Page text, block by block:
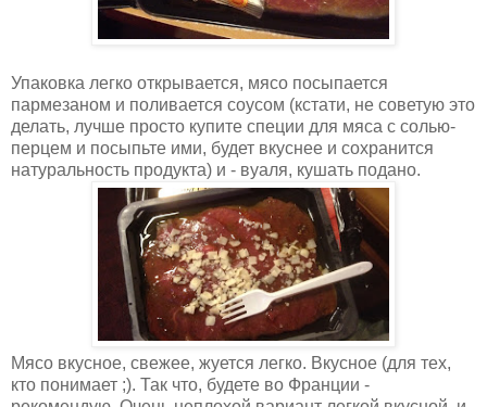
Упаковка легко открывается, мясо посыпается
пармезаном и поливается соусом (кстати, не советую это
делать, лучше просто купите специи для мяса с солью-
перцем и посыпьте ими, будет вкуснее и сохранится
натуральность продукта) и - вуаля, кушать подано.
Мясо вкусное, свежее, жуется легко. Вкусное (для тех,
кто понимает ;). Так что, будете во Франции -